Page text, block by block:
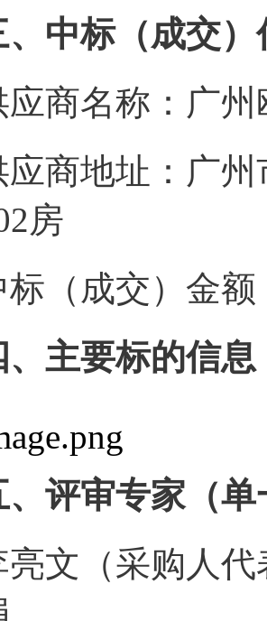
、中标（成交）
应商名称：广
应商地址：广
房
标（成交）金额
、主要标的信息
、评审专家（
亮文（采购人